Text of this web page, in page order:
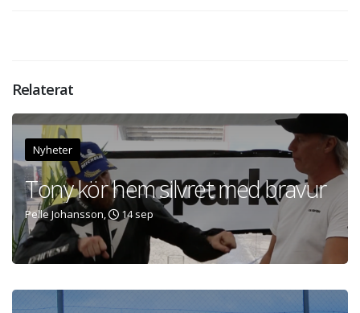
Relaterat
Nyheter
Tony kör hem silvret med bravur
Pelle Johansson, 14 sep